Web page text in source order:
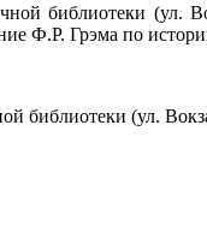
библиотеки
Ф.Р. Грэма по
библиотеки (ул.